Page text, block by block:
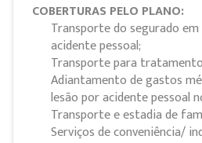
COBERTURAS PELO PLANO:
Transporte do segurado
acidente pessoal;
Transporte para
Adiantamento de gastos
lesão por acidente pessoal
Transporte e estadia de
Serviços de conveniência/